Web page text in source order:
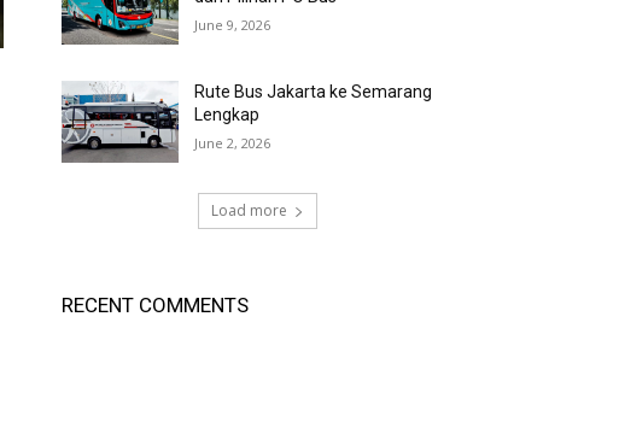
June 9, 2026
Rute Bus Jakarta ke Semarang
Lengkap
June 2, 2026
Load more
RECENT COMMENTS